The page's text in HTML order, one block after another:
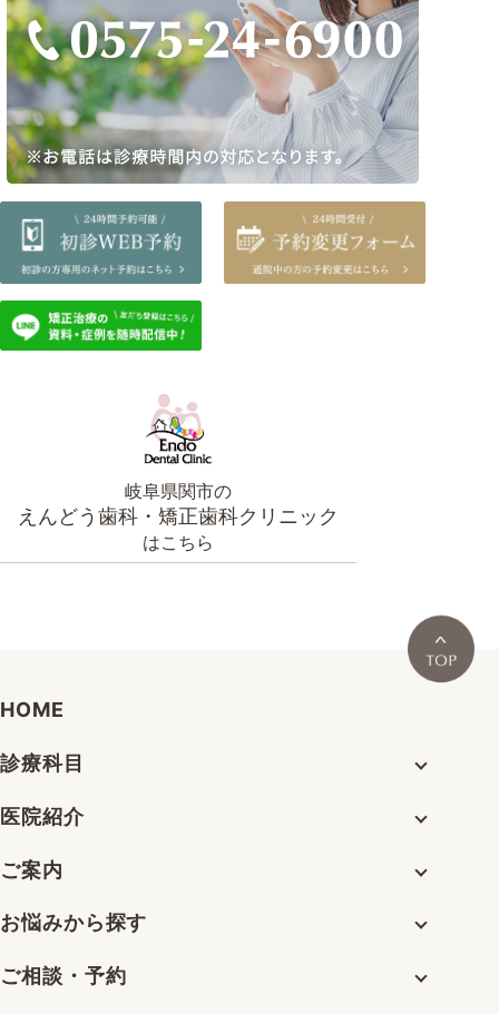
岐阜県関市の
えんどう歯科・矯正歯科クリニック
はこちら
HOME
診療科目
医院紹介
ご案内
お悩みから探す
ご相談・予約